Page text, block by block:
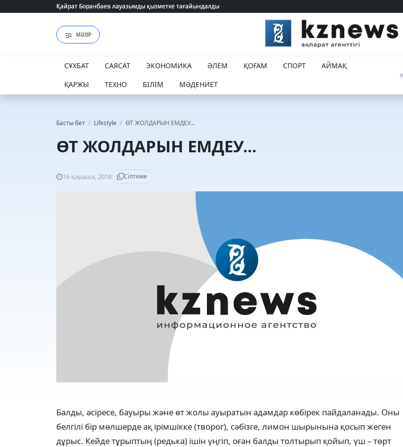
Қайрат Боранбаев лауазымды қызметке тағайындалды
Қайрат Боранбаев лауазымды қызметке тағайындалды
МӘЗІР
СҰХБАТ САЯСАТ ЭКОНОМИКА ӘЛЕМ ҚОҒАМ СПОРТ
АЙМАҚ
ҚАРЖЫ
ТЕХНО БІЛІМ МӘДЕНИЕТ
Басты бет / Lifestyle / ӨТ ЖОЛДАРЫН ЕМДЕУ...
ӨТ ЖОЛДАРЫН ЕМДЕУ...
16 қараша, 2018 Сілтеме
Балды, әсіресе, бауыры және өт жолы ауыратын адамдар көбірек пайдаланады. Оны
белгілі бір мөлшерде ақ ірімшікке (творог), сәбізге, лимон шырынына қосып жеген
дұрыс. Кейде тұрыптың (редька) ішін үңгіп, оған балды толтырып қойып, үш – төрт